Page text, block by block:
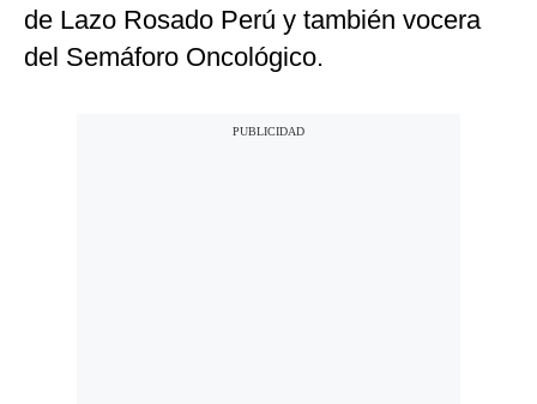
de Lazo Rosado Perú y también vocera
del Semáforo Oncológico.